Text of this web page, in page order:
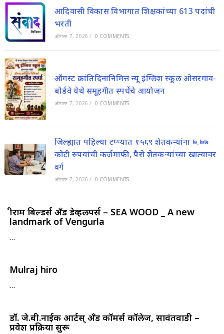
आदिवासी विकास विभागात शिक्षकांच्या 613 पदांची
भरती
ऑगस्ट 7, 2026 / 0 COMMENTS
ऑगस्ट क्रांतिदिनानिमित्त न्यू इंग्लिश स्कूल ओसरगाव-
बोर्डवे येथे समूहगीत स्पर्धेचे आयोजन
ऑगस्ट 7, 2026 / 0 COMMENTS
जिल्ह्यात पहिल्या टप्प्यात १५६९ शेतकऱ्यांना ७.७७
कोटी रुपयांची कर्जमाफी, पैसे शेतकऱ्यांच्या खात्यावर
वर्ग
ऑगस्ट 7, 2026 / 0 COMMENTS
श्रीराम बिल्डर्स अँड डेव्हलपर्स – SEA WOOD _ A new
landmark of Vengurla
…
Mulraj hiro
…
डॉ. जे.बी.नाईक आर्टस् अँड कॉमर्स कॉलेज, सावंतवाडी –
प्रवेश प्रक्रिया सुरू